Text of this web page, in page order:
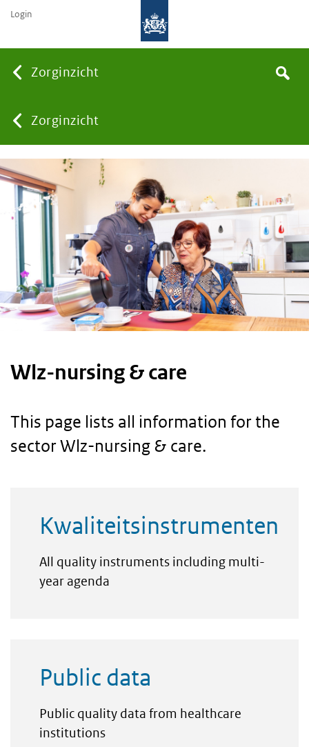
Zorginzicht
You
are
here:
Zorginzicht
Search
Login
Wlz-nursing & care
This page lists all information for the
sector Wlz-nursing & care.
information
Kwaliteitsinstrumenten
All quality instruments including multi-
year agenda
Public data
Public quality data from healthcare
institutions